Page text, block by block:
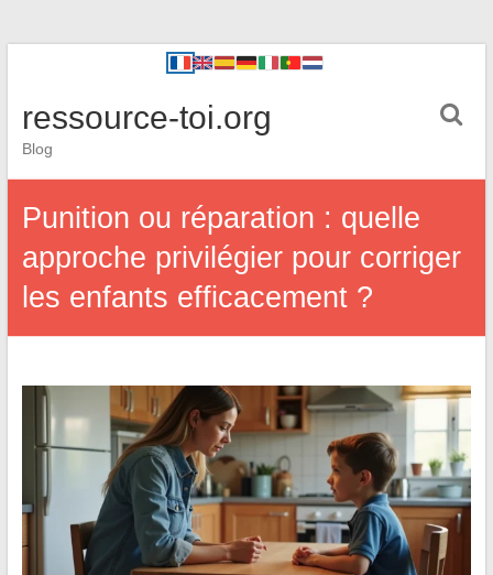
ressource-toi.org
Blog
Punition ou réparation : quelle
approche privilégier pour corriger
les enfants efficacement ?